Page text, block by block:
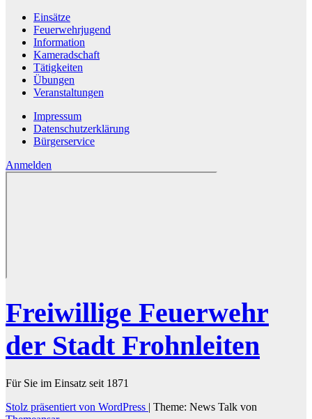
Einsätze
Feuerwehrjugend
Information
Kameradschaft
Tätigkeiten
Übungen
Veranstaltungen
Impressum
Datenschutzerklärung
Bürgerservice
Anmelden
Freiwillige Feuerwehr
der Stadt Frohnleiten
Für Sie im Einsatz seit 1871
Stolz präsentiert von WordPress | Theme: News Talk von